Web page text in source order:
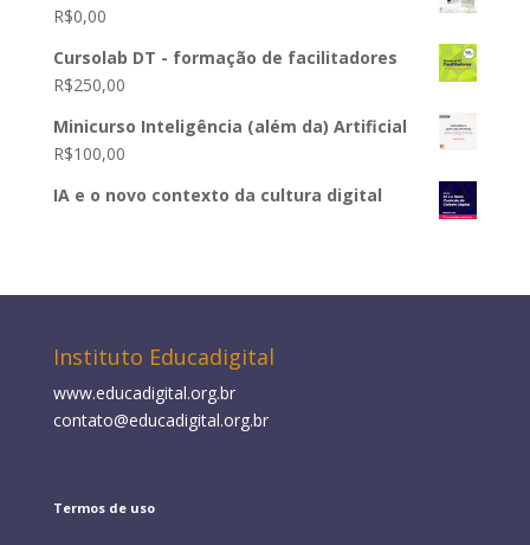
R$0,00
Cursolab DT - formação de facilitadores
R$250,00
Minicurso Inteligência (além da) Artificial
R$100,00
IA e o novo contexto da cultura digital
Instituto Educadigital
www.educadigital.org.br
contato@educadigital.org.br
Termos de uso